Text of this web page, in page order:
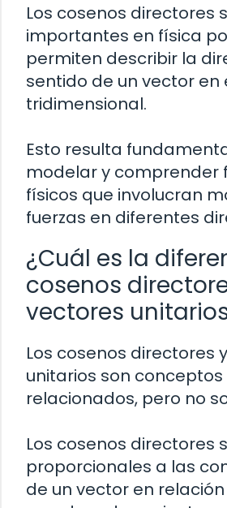
Los cosenos directores
importantes en física
permiten describir la
sentido de un vector en
tridimensional.
Esto resulta
modelar y comprender
físicos que involucran
fuerzas en diferentes
¿Cuál es la
cosenos
vectores
Los cosenos directores
unitarios son conceptos
relacionados, pero no
Los cosenos directores
proporcionales a las
de un vector en